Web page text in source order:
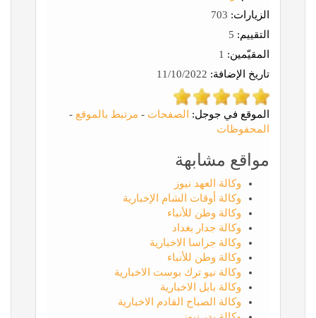
الزيارات:
التقييم:
المقيّمين:
تاريخ الإضافة:
الموقع في جوجل: الصفحات - مرتبط بالموقع -
المحفوظات
مواقع مشابهة
وكالة العهد نيوز
وكالة أوقات الشام الإخبارية
وكالة وطن للأنباء
وكالة جدار بغداد
وكالة جراسا الاخبارية
وكالة وطن للأنباء
وكالة نيو ترك بوست الاخبارية
وكالة بابل الاخبارية
وكالة الصباح القادم الاخبارية